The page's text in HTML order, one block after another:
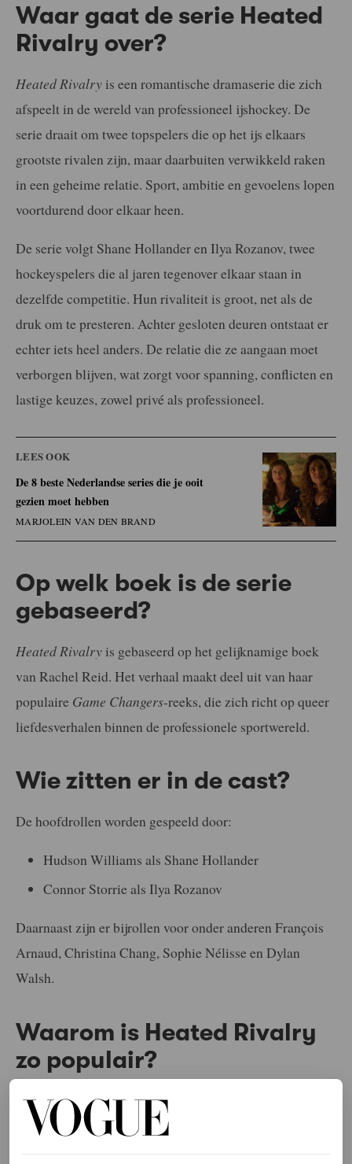
Waar gaat de serie Heated
Rivalry over?
Heated Rivalry is een romantische dramaserie die zich
afspeelt in de wereld van professioneel ijshockey. De
serie draait om twee topspelers die op het ijs elkaars
grootste rivalen zijn, maar daarbuiten verwikkeld raken
in een geheime relatie. Sport, ambitie en gevoelens lopen
voortdurend door elkaar heen.
De serie volgt Shane Hollander en Ilya Rozanov, twee
hockeyspelers die al jaren tegenover elkaar staan in
dezelfde competitie. Hun rivaliteit is groot, net als de
druk om te presteren. Achter gesloten deuren ontstaat er
echter iets heel anders. De relatie die ze aangaan moet
verborgen blijven, wat zorgt voor spanning, conflicten en
lastige keuzes, zowel privé als professioneel.
LEES OOK
De 8 beste Nederlandse series die je ooit
gezien moet hebben
MARJOLEIN VAN DEN BRAND
Op welk boek is de serie
gebaseerd?
Heated Rivalry is gebaseerd op het gelijknamige boek
van Rachel Reid. Het verhaal maakt deel uit van haar
populaire Game Changers-reeks, die zich richt op queer
liefdesverhalen binnen de professionele sportwereld.
Wie zitten er in de cast?
De hoofdrollen worden gespeeld door:
Hudson Williams als Shane Hollander
Connor Storrie als Ilya Rozanov
Daarnaast zijn er bijrollen voor onder anderen François
Arnaud, Christina Chang, Sophie Nélisse en Dylan
Walsh.
Waarom is Heated Rivalry
zo populair?
Een groot deel van de aantrekkingskracht van
Rivalry zit in het feit dat de serie iets laat zien wat je nog
zelden ziet in dit genre: queer liefde in een professionele